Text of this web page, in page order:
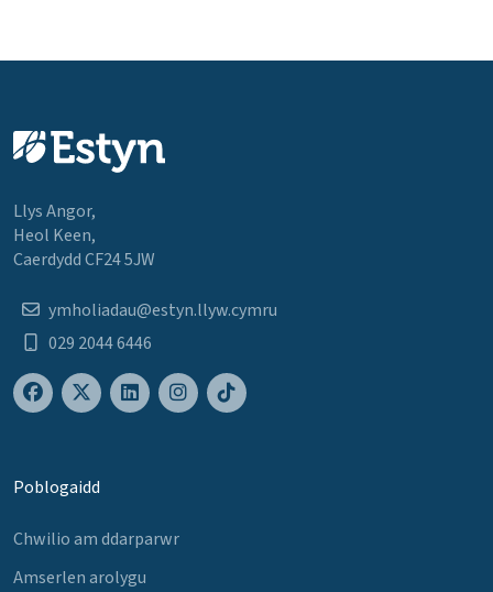
Llys Angor,
Heol Keen,
Caerdydd CF24 5JW
ymholiadau@estyn.llyw.cymru
029 2044 6446
Poblogaidd
Chwilio am ddarparwr
Amserlen arolygu